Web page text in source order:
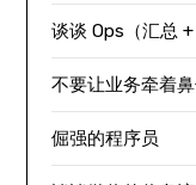
谈谈 Ops（汇总
不要让业务牵着
倔强的程序员